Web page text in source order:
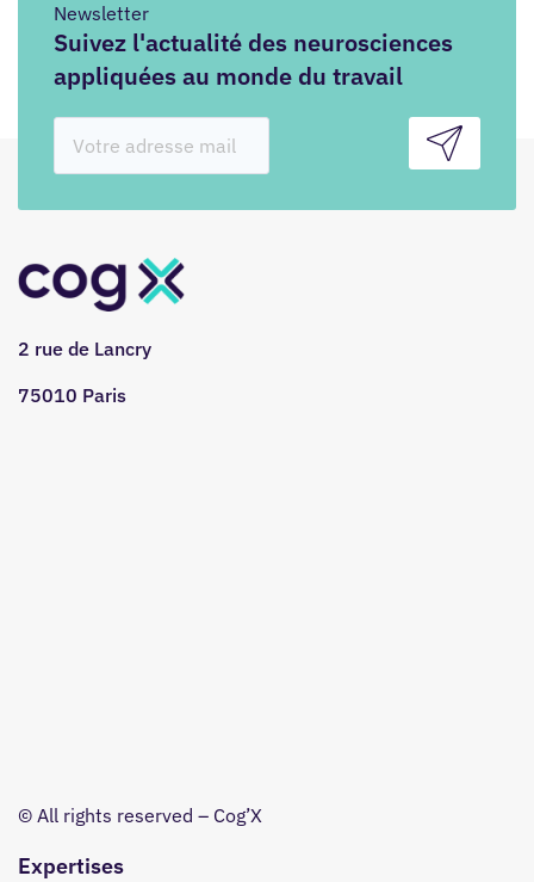
Newsletter
Suivez l'actualité des neurosciences
appliquées au monde du travail
2 rue de Lancry
75010 Paris
© All rights reserved – Cog’X
Expertises